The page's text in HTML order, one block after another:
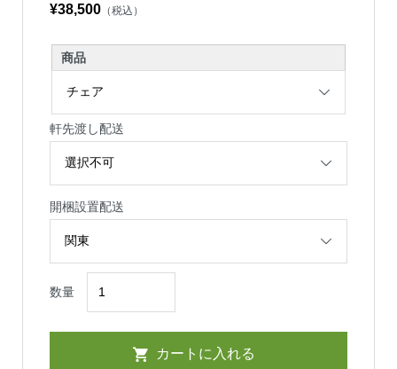
¥38,500（税込）
商品
軒先渡し配送
開梱設置配送
数量